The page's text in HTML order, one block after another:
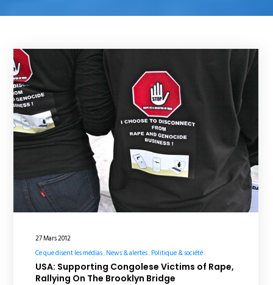
27 Mars 2012
Ce que disent les médias News & alertes Politique & société
USA: Supporting Congolese Victims of Rape,
Rallying On The Brooklyn Bridge